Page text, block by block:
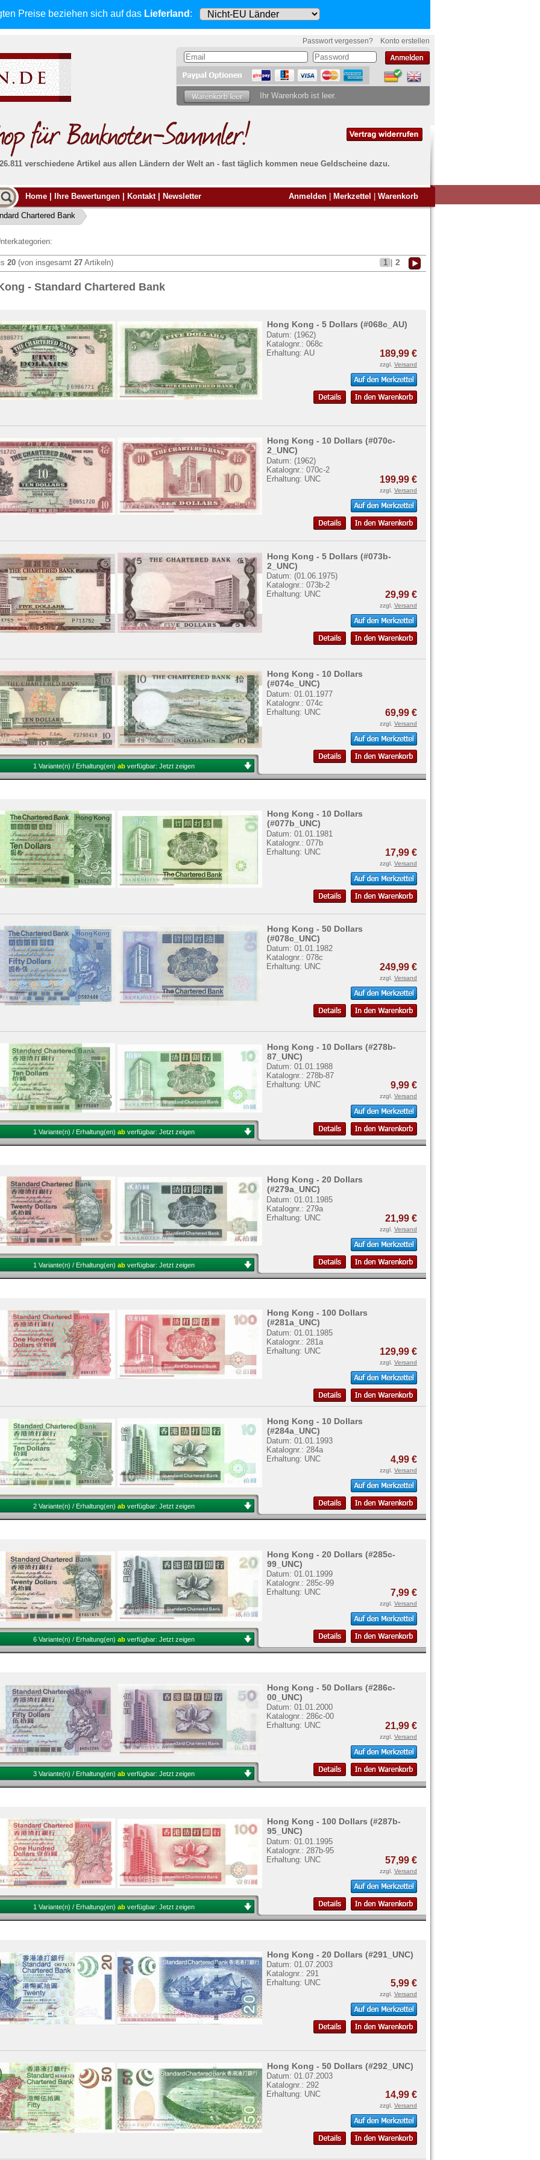
Preise beziehen sich auf das Lieferland :
Passwort vergessen? Konto erstellen
Ihr Warenkorb ist leer.
verschiedene Artikel aus allen Ländern der Welt an - fast täglich kommen neue Geldscheine dazu.
Alle Lieferungen, auch ins Ausland, werden
von uns voll versichert. Sie habenkein Risiko
falls die Sendung verloren geht oder beschädigt
wird.
Absolute Zuverlässigkeit:
Banknoten
Möchten Sie Banknoten
verkaufen?
Siehier.
Home Ihre Bewertungen Kontakt Newsletter Anmelden Merkzettel Warenkorb
Chartered Bank
20 (von insgesamt 27 Artikeln) 1 2
- Standard Chartered Bank
Hong Kong - 5 Dollars (#068c_AU)
Datum: (1962)
Katalognr.: 068c
Erhaltung: AU
189,99 €
zzgl. Versand
Hong Kong - 10 Dollars (#070c-
2_UNC)
Datum: (1962)
Katalognr.: 070c-2
Erhaltung: UNC
199,99 €
zzgl. Versand
Hong Kong - 5 Dollars (#073b-
2_UNC)
Datum: (01.06.1975)
Katalognr.: 073b-2
Erhaltung: UNC
29,99 €
zzgl. Versand
Hong Kong - 10 Dollars
(#074c_UNC)
Datum: 01.01.1977
Katalognr.: 074c
Erhaltung: UNC
69,99 €
zzgl. Versand
1 Variante(n) / Erhaltung(en) ab verfügbar: Jetzt zeigen
Hong Kong - 10 Dollars
(#077b_UNC)
Datum: 01.01.1981
Katalognr.: 077b
Erhaltung: UNC
17,99 €
zzgl. Versand
Hong Kong - 50 Dollars
(#078c_UNC)
Datum: 01.01.1982
Katalognr.: 078c
Erhaltung: UNC
249,99 €
zzgl. Versand
Hong Kong - 10 Dollars (#278b-
87_UNC)
Datum: 01.01.1988
Katalognr.: 278b-87
Erhaltung: UNC
9,99 €
zzgl. Versand
1 Variante(n) / Erhaltung(en) ab verfügbar: Jetzt zeigen
Hong Kong - 20 Dollars
(#279a_UNC)
Datum: 01.01.1985
Katalognr.: 279a
Erhaltung: UNC
21,99 €
zzgl. Versand
1 Variante(n) / Erhaltung(en) ab verfügbar: Jetzt zeigen
Hong Kong - 100 Dollars
(#281a_UNC)
Datum: 01.01.1985
Katalognr.: 281a
Erhaltung: UNC
129,99 €
zzgl. Versand
Hong Kong - 10 Dollars
(#284a_UNC)
Datum: 01.01.1993
Katalognr.: 284a
Erhaltung: UNC
4,99 €
zzgl. Versand
2 Variante(n) / Erhaltung(en) ab verfügbar: Jetzt zeigen
Hong Kong - 20 Dollars (#285c-
99_UNC)
Datum: 01.01.1999
Katalognr.: 285c-99
Erhaltung: UNC
7,99 €
zzgl. Versand
6 Variante(n) / Erhaltung(en) ab verfügbar: Jetzt zeigen
Hong Kong - 50 Dollars (#286c-
00_UNC)
Datum: 01.01.2000
Katalognr.: 286c-00
Erhaltung: UNC
21,99 €
zzgl. Versand
3 Variante(n) / Erhaltung(en) ab verfügbar: Jetzt zeigen
Hong Kong - 100 Dollars (#287b-
95_UNC)
Datum: 01.01.1995
Katalognr.: 287b-95
Erhaltung: UNC
57,99 €
zzgl. Versand
1 Variante(n) / Erhaltung(en) ab verfügbar: Jetzt zeigen
Hong Kong - 20 Dollars (#291_UNC)
Datum: 01.07.2003
Katalognr.: 291
Erhaltung: UNC
5,99 €
zzgl. Versand
Hong Kong - 50 Dollars (#292_UNC)
Datum: 01.07.2003
Katalognr.: 292
Erhaltung: UNC
14,99 €
zzgl. Versand